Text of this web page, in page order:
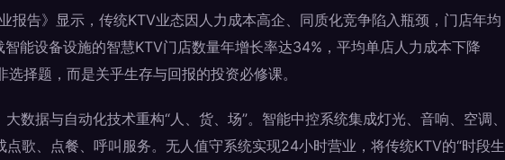
告》显示，传统KTV业态因人力成本高企、同质化竞争陷入瓶颈，门店年均
能设备设施的智慧KTV门店数量年增长率达34%，平均单店人力成本下降
择题，而是关乎生存与回报的投资必修课。
数据与自动化技术重构“人、货、场”。智能中控系统集成灯光、音响、空调、
歌、点餐、呼叫服务。无人值守系统实现24小时营业，将传统KTV的“时段生